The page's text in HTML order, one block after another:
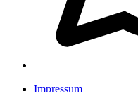
Impressum